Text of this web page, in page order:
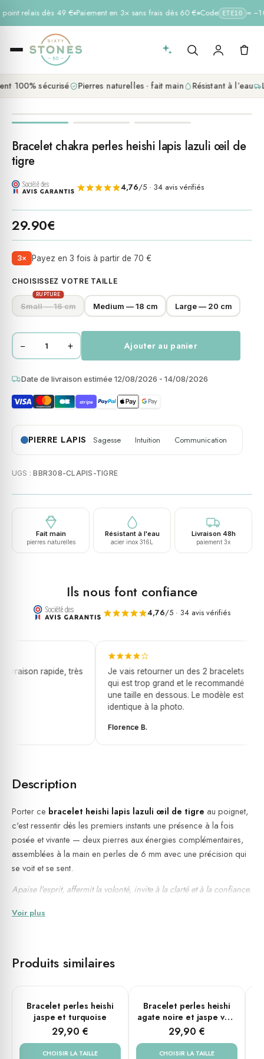
relais dès 49 € Paiement en 3× sans frais dès 60 € Code ETE10 =
100% sécurisé Pierres naturelles · fait main Résistant à l’eau
Bracelet chakra perles heishi lapis lazuli œil de
tigre
4,76/5 · 34 avis vérifiés
29.90€
3× Payez en 3 fois à partir de 70 €
CHOISISSEZ VOTRE TAILLE
Small — 16 cm
RUPTURE
Medium — 18 cm Large — 20 cm
quantité
Bracelet
chakra
perles
heishi
lapis
lazuli
de
tigre
− + Ajouter au panier
Date de livraison estimée 12/08/2026 - 14/08/2026
stripe
PIERRE LAPIS Sagesse Intuition Communication
UGS :BBR308-CLAPIS-TIGRE
Fait main
pierres naturelles
Résistant à l'eau
acier inox 316L
Livraison 48h
paiement 3x
Ils nous font confiance
4,76/5 · 34 avis vérifiés
rapide, très
Je vais retourner un des 2 bracelets
qui est trop grand et le recommandé
une taille en dessous. Le modèle est
identique à la photo.
Florence B.
Description
Porter ce bracelet heishi lapis lazuli œil de tigre au poignet,
c'est ressentir dès les premiers instants une présence à la fois
posée et vivante — deux pierres aux énergies complémentaires,
assemblées à la main en perles de 6 mm avec une précision qui
se voit et se sent.
Apaise l'esprit, affermit la volonté, invite à la clarté et à la confiance.
Caractéristiques
Diamètre des perles : 6 mm
Tailles disponibles : Small (16 cm), Medium (18 cm), Large (20
cm)
Montage sur élastique — s'ajuste naturellement à tous les
poignets, sans fermeture
Voir plus
Produits similaires
PLUSIEURS TAILLES
Bracelet perles heishi
jaspe et turquoise
29,90 €
CHOISIR LA TAILLE
PLUSIEURS TAILLES
Bracelet perles heishi
agate noire et jaspe vert
impérial
29,90 €
CHOISIR LA TAILLE